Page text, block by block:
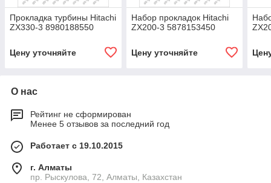
Прокладка турбины Hitachi
ZX330-3 8980188550
Цену уточняйте
Набор прокладок Hitachi
ZX200-3 5878153450
Цену уточняйте
О нас
Рейтинг не сформирован
Менее 5 отзывов за последний год
Работает с 19.10.2015
г. Алматы
пр. Рыскулова, 72, Алматы, Казахстан